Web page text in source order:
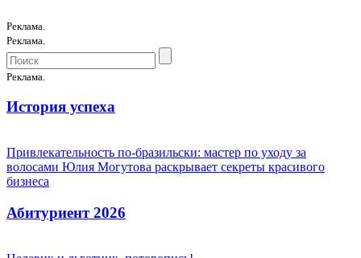
Реклама.
Реклама.
Реклама.
История успеха
Привлекательность по-бразильски: мастер по уходу за
волосами Юлия Могутова раскрывает секреты красивого
бизнеса
Абитуриент 2026